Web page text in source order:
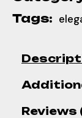
Tags:
Reviews